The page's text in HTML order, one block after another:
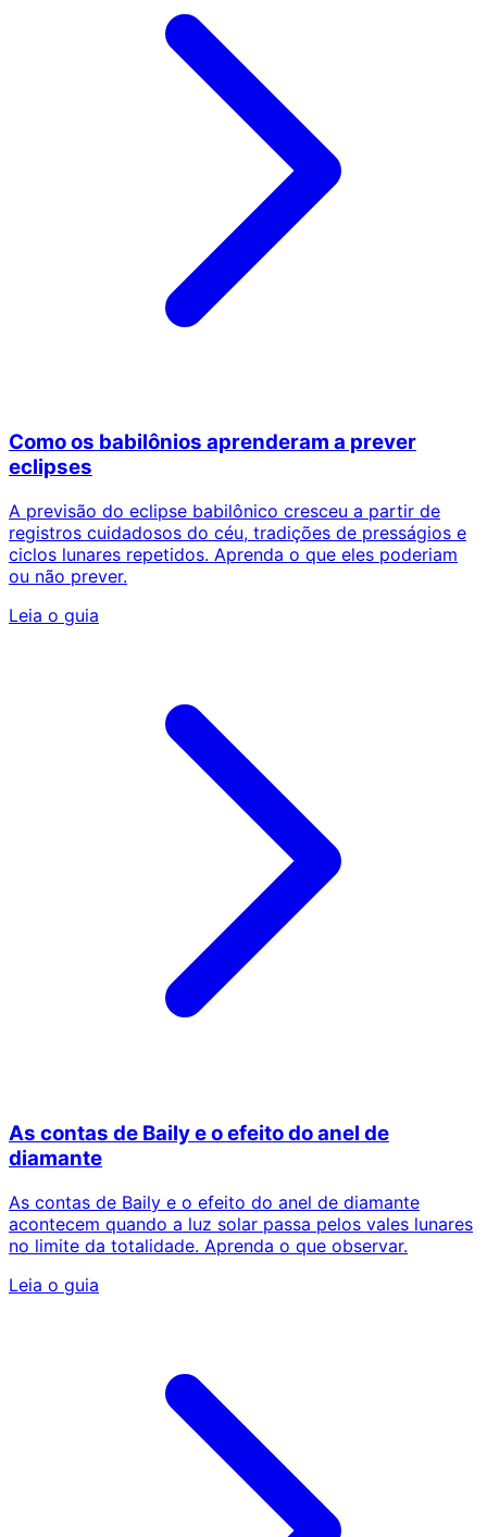
Como os babilônios aprenderam a prever
eclipses
A previsão do eclipse babilônico cresceu a partir de
registros cuidadosos do céu, tradições de presságios e
ciclos lunares repetidos. Aprenda o que eles poderiam
ou não prever.
Leia o guia
As contas de Baily e o efeito do anel de
diamante
As contas de Baily e o efeito do anel de diamante
acontecem quando a luz solar passa pelos vales lunares
no limite da totalidade. Aprenda o que observar.
Leia o guia